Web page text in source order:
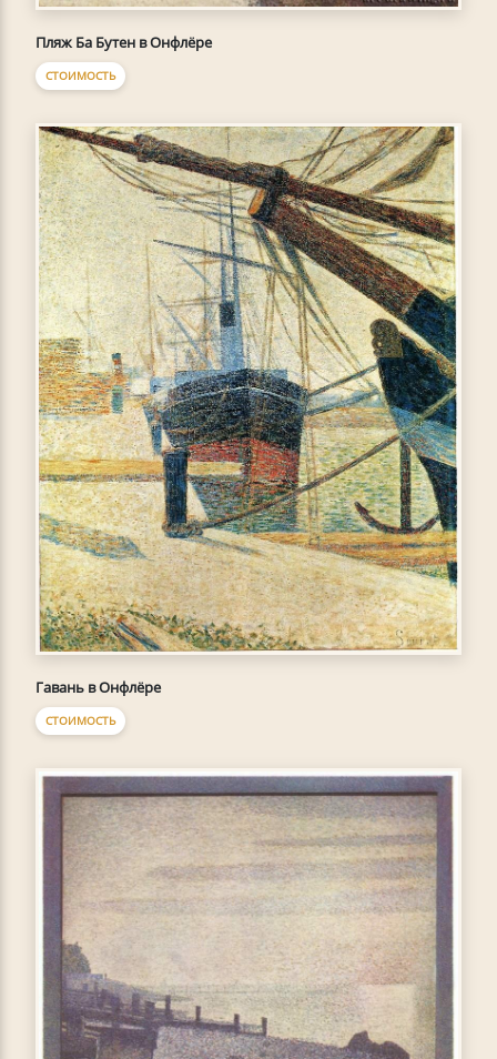
Пляж Ба Бутен в Онфлёре
СТОИМОСТЬ
Гавань в Онфлёре
СТОИМОСТЬ